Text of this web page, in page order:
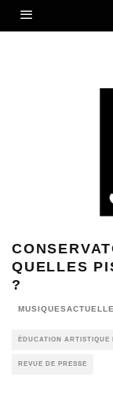
QUELLES
?
ÉDUCATION
REVUE DE PRESSE